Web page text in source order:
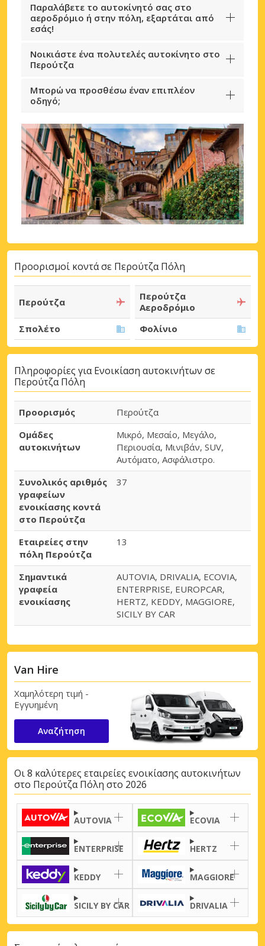
Παραλάβετε το αυτοκίνητό σας στο
αεροδρόμιο ή στην πόλη, εξαρτάται από
εσάς!
Νοικιάστε ένα πολυτελές αυτοκίνητο στο
Περούτζα
Μπορώ να προσθέσω έναν επιπλέον
οδηγό;
Προορισμοί κοντά σε Περούτζα Πόλη
Περούτζα
Περούτζα
Αεροδρόμιο
Σπολέτο
Φολίνιο
Πληροφορίες για Ενοικίαση αυτοκινήτων σε
Περούτζα Πόλη
Προορισμός
Περούτζα
Ομάδες
αυτοκινήτων
Μικρό, Μεσαίο, Μεγάλο,
Περιουσία, Μινιβάν, SUV,
Αυτόματο, Ασφάλιστρο.
Συνολικός αριθμός
γραφείων
ενοικίασης κοντά
στο Περούτζα
37
Εταιρείες στην
πόλη Περούτζα
13
Σημαντικά
γραφεία
ενοικίασης
AUTOVIA, DRIVALIA, ECOVIA,
ENTERPRISE, EUROPCAR,
HERTZ, KEDDY, MAGGIORE,
SICILY BY CAR
Van Hire
Χαμηλότερη τιμή -
Εγγυημένη
Αναζήτηση
Οι 8 καλύτερες εταιρείες ενοικίασης αυτοκινήτων
στο Περούτζα Πόλη στο 2026
AUTOVIA ECOVIA
ENTERPRISE HERTZ
KEDDY MAGGIORE
SICILY BY CAR DRIVALIA